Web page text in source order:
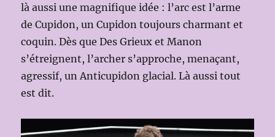
là aussi une magnifique idée : l’arc est l’arme
de Cupidon, un Cupidon toujours charmant et
coquin. Dès que Des Grieux et Manon
s’étreignent, l’archer s’approche, menaçant,
agressif, un Anticupidon glacial. Là aussi tout
est dit.